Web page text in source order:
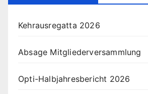
Kehrausregatta 2026
Absage Mitgliederversammlung
Opti-Halbjahresbericht 2026